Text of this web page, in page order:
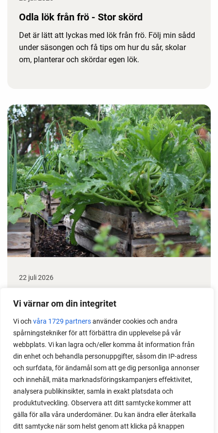
Vi värnar om din integritet
Vi och våra 1729 partnersanvänder cookies och andra
spårningstekniker för att förbättra din upplevelse på vår
webbplats. Vi kan lagra och/eller komma åt information från
din enhet och behandla personuppgifter, såsom din IP-adress
och surfdata, för ändamål som att ge dig personliga annonser
och innehåll, mäta marknadsföringskampanjers effektivitet,
analysera publikinsikter, samla in exakt platsdata och
produktutveckling. Observera att ditt samtycke kommer att
gälla för alla våra underdomäner. Du kan ändra eller återkalla
ditt samtycke när som helst genom att klicka på knappen
Odla lök från frö - Stor skörd
Det är lätt att lyckas med lök från frö. Följ min sådd
under säsongen och få tips om hur du sår, skolar
om, planterar och skördar egen lök.
22 juli 2026
växter i en pallkrage tillsammans med andra växter.
Perfekt om du vill odla mycket i på liten yta.